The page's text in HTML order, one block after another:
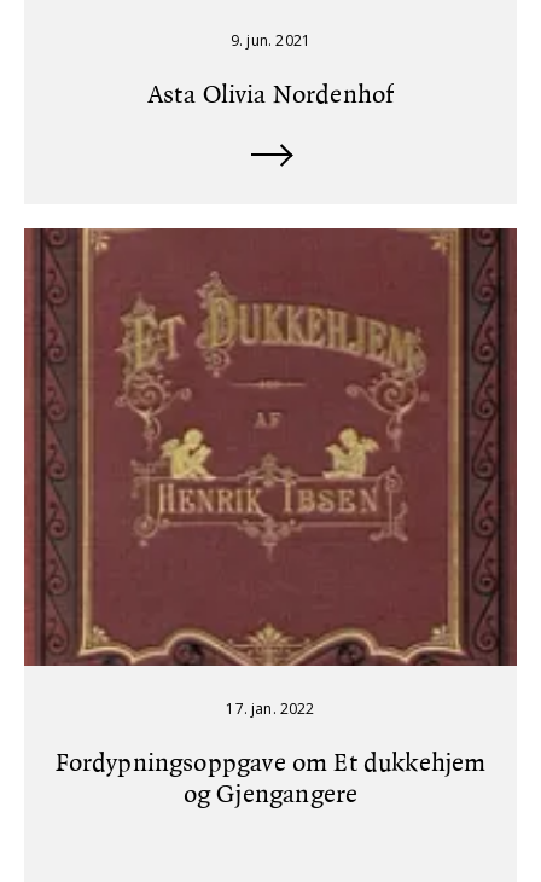
9. jun. 2021
Asta Olivia Nordenhof
17. jan. 2022
Fordypningsoppgave om Et dukkehjem
og Gjengangere